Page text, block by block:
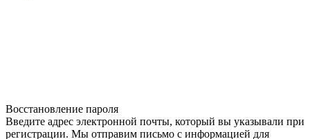
Восстановление пароля
Введите адрес электронной почты, который вы указывали при
регистрации. Мы отправим письмо с информацией для